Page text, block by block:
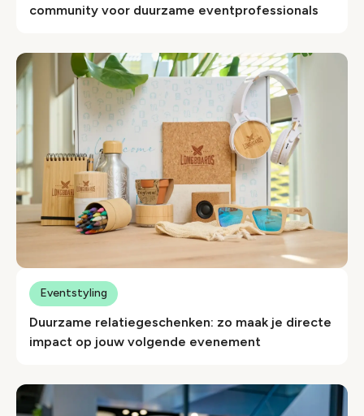
community voor duurzame eventprofessionals
Duurzame relatiegeschenken: zo maak je directe
impact op jouw volgende evenement
Eventstyling